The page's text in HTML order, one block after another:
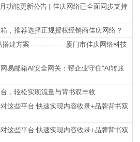
功能更新公告 | 佳庆网络已全面同步支持
，推荐选择正规授权经销商佳庆网络？
搭建方案---------------厦门市佳庆网络科技
网易邮箱AI安全网关：帮企业守住"AI转账
，轻松实现流量与背书双丰收
这些平台 快速实现内容收录+品牌背书双
这些平台 快速实现内容收录+品牌背书双